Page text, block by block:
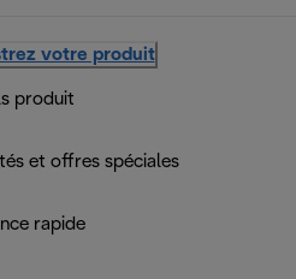
votre produit
produit
et offres spéciales
rapide